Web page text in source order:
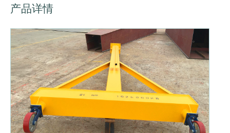
产品详情